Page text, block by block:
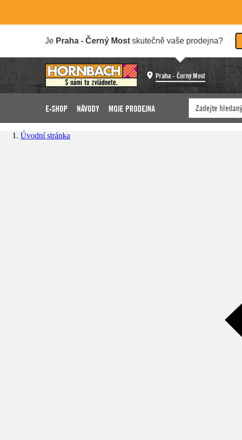
Je Praha - Černý Most skutečně vaše prodejna?
Praha - Černý Most
E-SHOP NÁVODY MOJE PRODEJNA
Úvodní stránka